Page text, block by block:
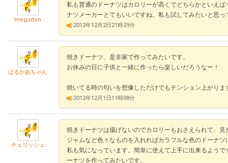
megudon
私も普通のドーナツはカロリーが高くでどちらかといえ
ナツメーカーとてもいいですね。私も試してみたいと思っ
2012年12月2日21時29分
はるかあちゃん
焼きドーナツ、是非家で作ってみたいです。
お休みの日に子供と一緒に作ったら楽しいだろうなー！
焼いてる時の匂いを想像しただけでもテンション上がりま
2012年12月1日11時08分
チェリッシュ
焼きドーナツは揚げないのでカロリーもおさえられて、
ジャムなど色々なものを入れればカラフルな色のドーナ
私も気になっています。簡単に使えて上手に出来るよう
ーナツを作ってみたいです。